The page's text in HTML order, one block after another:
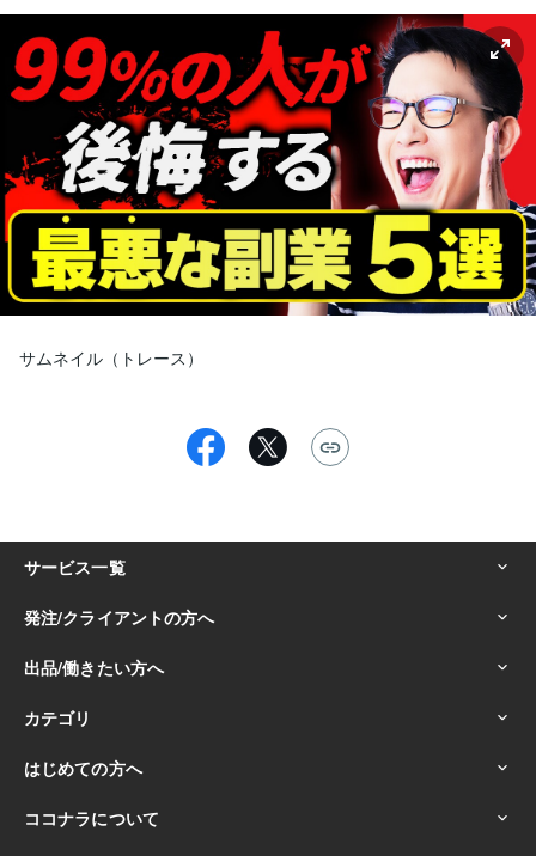
サムネイル（トレース）